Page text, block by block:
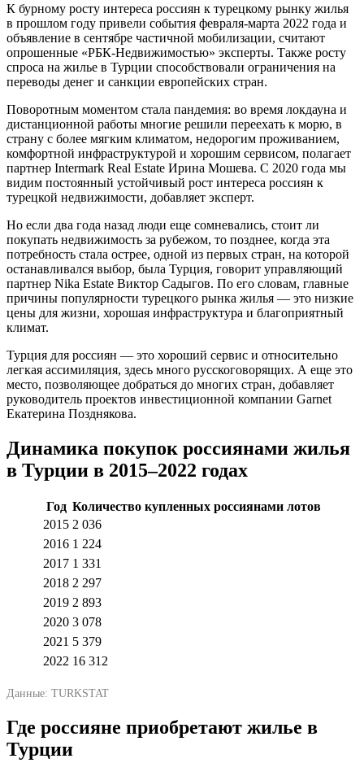
К бурному росту интереса россиян к турецкому рынку жилья
в прошлом году привели события февраля-марта 2022 года и
объявление в сентябре частичной мобилизации, считают
опрошенные «РБК-Недвижимостью» эксперты. Также росту
спроса на жилье в Турции способствовали ограничения на
переводы денег и санкции европейских стран.
Поворотным моментом стала пандемия: во время локдауна и
дистанционной работы многие решили переехать к морю, в
страну с более мягким климатом, недорогим проживанием,
комфортной инфраструктурой и хорошим сервисом, полагает
партнер Intermark Real Estate Ирина Мошева. С 2020 года мы
видим постоянный устойчивый рост интереса россиян к
турецкой недвижимости, добавляет эксперт.
Но если два года назад люди еще сомневались, стоит ли
покупать недвижимость за рубежом, то позднее, когда эта
потребность стала острее, одной из первых стран, на которой
останавливался выбор, была Турция, говорит управляющий
партнер Nika Estate Виктор Садыгов. По его словам, главные
причины популярности турецкого рынка жилья — это низкие
цены для жизни, хорошая инфраструктура и благоприятный
климат.
Турция для россиян — это хороший сервис и относительно
легкая ассимиляция, здесь много русскоговорящих. А еще это
место, позволяющее добраться до многих стран, добавляет
руководитель проектов инвестиционной компании Garnet
Екатерина Позднякова.
Динамика покупок россиянами жилья
в Турции в 2015–2022 годах
Год Количество купленных россиянами лотов
2015 2 036
2016 1 224
2017 1 331
2018 2 297
2019 2 893
2020 3 078
2021 5 379
2022 16 312
Данные: TURKSTAT
Где россияне приобретают жилье в
Турции